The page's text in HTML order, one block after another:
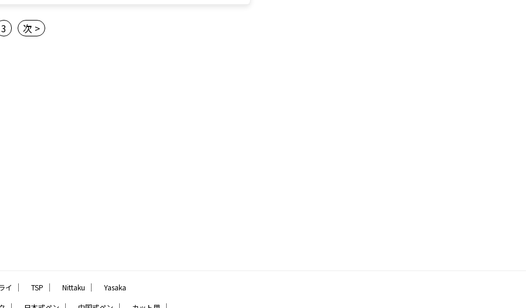
3 次 >
イ ｜ TSP ｜ Nittaku ｜
Yasaka